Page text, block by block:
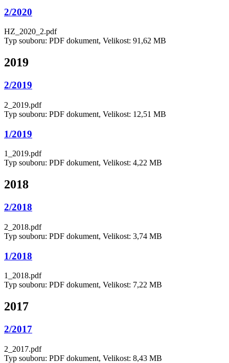
2/2020
HZ_2020_2.pdf
Typ souboru: PDF dokument, Velikost: 91,62 MB
2019
2/2019
2_2019.pdf
Typ souboru: PDF dokument, Velikost: 12,51 MB
1/2019
1_2019.pdf
Typ souboru: PDF dokument, Velikost: 4,22 MB
2018
2/2018
2_2018.pdf
Typ souboru: PDF dokument, Velikost: 3,74 MB
1/2018
1_2018.pdf
Typ souboru: PDF dokument, Velikost: 7,22 MB
2017
2/2017
2_2017.pdf
Typ souboru: PDF dokument, Velikost: 8,43 MB